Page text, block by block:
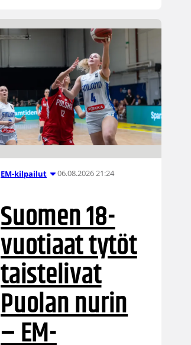
EM-kilpailut 06.08.2026 21:24
Suomen 18-
vuotiaat tytöt
taistelivat
Puolan nurin
– EM-